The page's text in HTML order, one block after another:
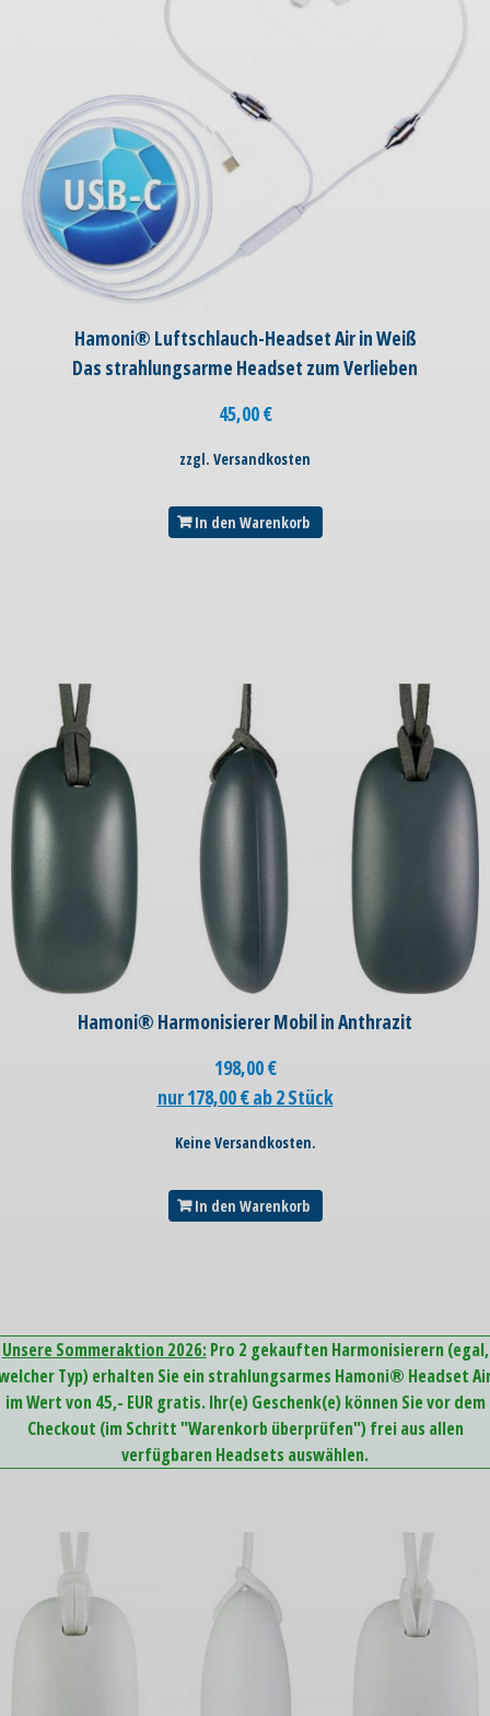
Hamoni® Luftschlauch-Headset Air in Weiß
Das strahlungsarme Headset zum Verlieben
45,00€
zzgl. Versandkosten
In den Warenkorb
Hamoni® Harmonisierer Mobil in Anthrazit
198,00€
nur 178,00 € ab 2 Stück
Keine Versandkosten.
In den Warenkorb
Unsere Sommeraktion 2026: Pro 2 gekauften Harmonisierern (egal,
Typ) erhalten Sie ein strahlungsarmes Hamoni® Headset
im Wert von 45,- EUR gratis. Ihr(e) Geschenk(e) können Sie vor dem
Checkout (im Schritt "Warenkorb überprüfen") frei aus allen
verfügbaren Headsets auswählen.